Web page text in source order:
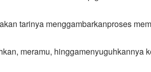
tarinya menggambarkanproses
meramu, hinggamenyuguhkannya